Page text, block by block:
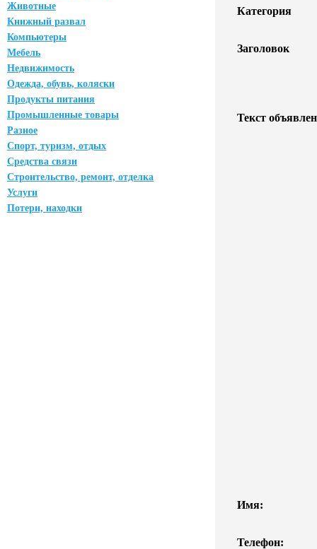
Животные
Книжный развал
Компьютеры
Мебель
Недвижимость
Одежда, обувь, коляски
Продукты питания
Промышленные товары
Разное
Спорт, туризм, отдых
Средства связи
Строительство, ремонт, отделка
Услуги
Потери, находки
Категория
Заголовок
Текст
Имя:
Телефон: